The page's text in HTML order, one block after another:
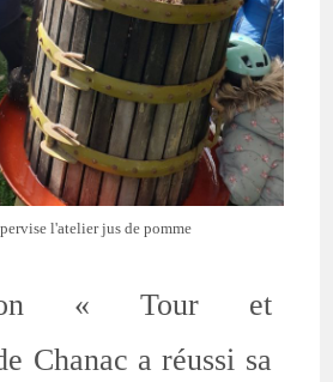
l'atelier jus de pomme
« Tour et
Chanac a réussi sa